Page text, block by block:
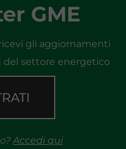
GME
gli aggiornamenti
del settore energetico
Accedi qui